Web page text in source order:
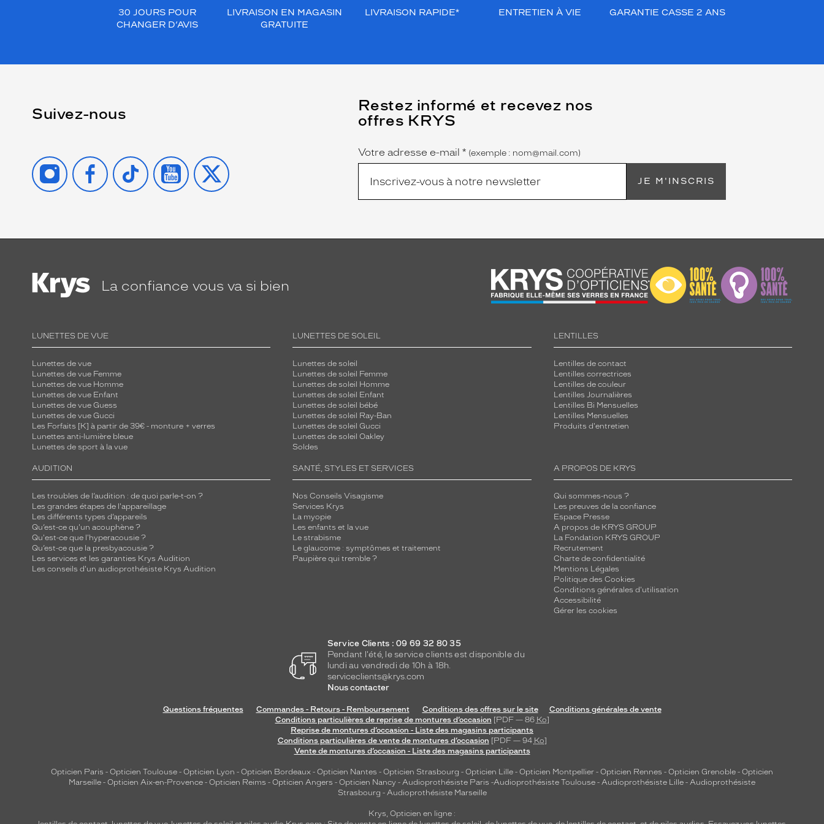
30 JOURS POUR
CHANGER D’AVIS
LIVRAISON EN MAGASIN
GRATUITE
LIVRAISON RAPIDE* ENTRETIEN À VIE GARANTIE CASSE 2 ANS
Suivez-nous
INSTAGRAMFACEBOOK
TIKTOK YOUTUBE
X
Restez informé et recevez nos
offres KRYS
Name
Votre adresse e-mail *
(Ce
champ
est
obligatoire)
(exemple : nom@mail.com)
JE M'INSCRIS
La confiance vous va si bien
LUNETTES DE VUE
Lunettes de vue
Lunettes de vue Femme
Lunettes de vue Homme
Lunettes de vue Enfant
Lunettes de vue Guess
Lunettes de vue Gucci
Les Forfaits [K] à partir de 39€ - monture + verres
Lunettes anti-lumière bleue
Lunettes de sport à la vue
LUNETTES DE SOLEIL
Lunettes de soleil
Lunettes de soleil Femme
Lunettes de soleil Homme
Lunettes de soleil Enfant
Lunettes de soleil bébé
Lunettes de soleil Ray-Ban
Lunettes de soleil Gucci
Lunettes de soleil Oakley
Soldes
LENTILLES
Lentilles de contact
Lentilles correctrices
Lentilles de couleur
Lentilles Journalières
Lentilles Bi Mensuelles
Lentilles Mensuelles
Produits d'entretien
AUDITION
Les troubles de l’audition : de quoi parle-t-on ?
Les grandes étapes de l'appareillage
Les différents types d’appareils
Qu’est-ce qu'un acouphène ?
Qu'est-ce que l'hyperacousie ?
Qu’est-ce que la presbyacousie ?
Les services et les garanties Krys Audition
Les conseils d'un audioprothésiste Krys Audition
SANTÉ, STYLES ET SERVICES
Nos Conseils Visagisme
Services Krys
La myopie
Les enfants et la vue
Le strabisme
Le glaucome : symptômes et traitement
Paupière qui tremble ?
A PROPOS DE KRYS
Qui sommes-nous ?
Les preuves de la confiance
Espace Presse
A propos de KRYS GROUP
La Fondation KRYS GROUP
Recrutement
Charte de confidentialité
Mentions Légales
Politique des Cookies
Conditions générales d'utilisation
Accessibilité
Gérer les cookies
Service Clients : 09 69 32 80 35
Pendant l'été, le service clients est disponible du
lundi au vendredi de 10h à 18h.
serviceclients@krys.com
Nous contacter
Questions fréquentes Commandes - Retours - Remboursement Conditions des offres sur le site
Conditions générales de vente
Conditions particulières de reprise de montures d’occasion [PDF — 86 Ko]
Reprise de montures d’occasion - Liste des magasins participants
Conditions particulières de vente de montures d’occasion [PDF — 94 Ko]
Vente de montures d’occasion - Liste des magasins participants
Opticien Paris - Opticien Toulouse - Opticien Lyon - Opticien Bordeaux - Opticien Nantes - Opticien Strasbourg - Opticien Lille - Opticien Montpellier - Opticien Rennes - Opticien Grenoble - Opticien
Marseille - Opticien Aix-en-Provence - Opticien Reims - Opticien Angers - Opticien Nancy - Audioprothésiste Paris -Audioprothésiste Toulouse - Audioprothésiste Lille - Audioprothésiste
Strasbourg - Audioprothésiste Marseille
Krys, Opticien en ligne :